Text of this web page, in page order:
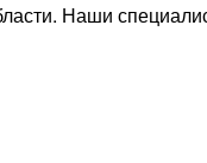
Наши